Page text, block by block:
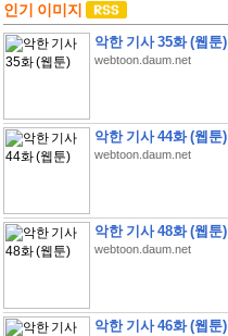
인기 이미지
악한 기사 35화 (웹툰)
webtoon.daum.net
악한 기사 44화 (웹툰)
webtoon.daum.net
악한 기사 48화 (웹툰)
webtoon.daum.net
악한 기사 46화 (웹툰)